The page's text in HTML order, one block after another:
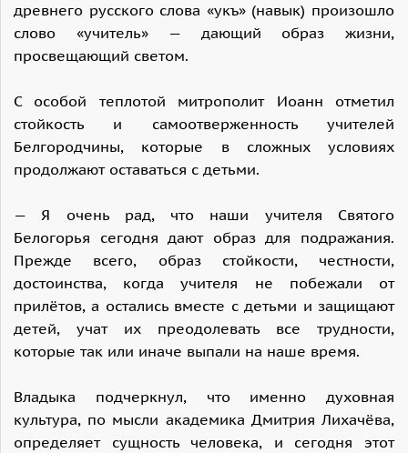
древнего русского слова «укъ» (навык) произошло
слово «учитель» — дающий образ жизни,
просвещающий светом.
С особой теплотой митрополит Иоанн отметил
стойкость и самоотверженность учителей
Белгородчины, которые в сложных условиях
продолжают оставаться с детьми.
— Я очень рад, что наши учителя Святого
Белогорья сегодня дают образ для подражания.
Прежде всего, образ стойкости, честности,
достоинства, когда учителя не побежали от
прилётов, а остались вместе с детьми и защищают
детей, учат их преодолевать все трудности,
которые так или иначе выпали на наше время.
Владыка подчеркнул, что именно духовная
культура, по мысли академика Дмитрия Лихачёва,
определяет сущность человека, и сегодня этот